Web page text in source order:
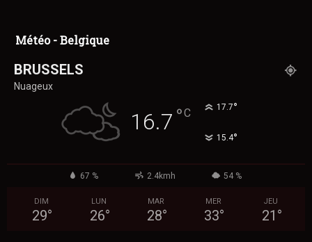
Météo - Belgique
BRUSSELS
Nuageux
16.7 °C 17.7°
15.4°
67 % 2.4kmh 54 %
DIM
29°
LUN
26°
MAR
28°
MER
33°
JEU
21 °